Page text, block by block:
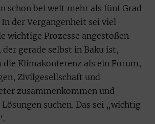
schon bei weit mehr als fünf Grad
der Vergangenheit sei viel
wichtige Prozesse angestoßen
gerade selbst in Baku ist,
Klimakonferenz als ein Forum,
Zivilgesellschaft und
zusammenkommen und
suchen. Das sei „wichtig